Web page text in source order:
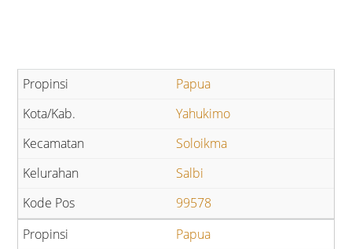
Papua
Yahukimo
Soloikma
Salbi
99578
Papua